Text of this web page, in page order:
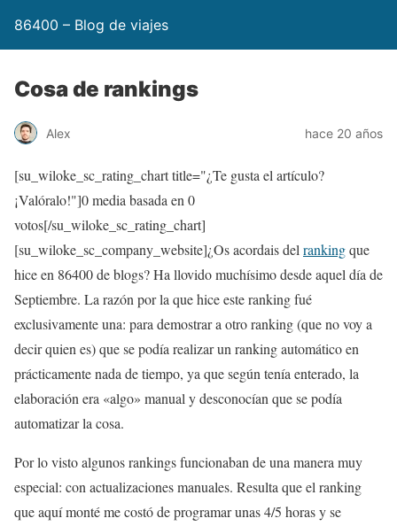
86400 – Blog de viajes
Cosa de rankings
Alex hace 20 años
[su_wiloke_sc_rating_chart title="¿Te gusta el artículo?
¡Valóralo!"]0media basada en 0
votos[/su_wiloke_sc_rating_chart]
[su_wiloke_sc_company_website]¿Os acordais del rankingque
hice en 86400 de blogs? Ha llovido muchísimo desde aquel día de
Septiembre. La razón por la que hice este ranking fué
exclusivamente una: para demostrar a otro ranking (que no voy a
decir quien es) que se podía realizar un ranking automático en
prácticamente nada de tiempo, ya que según tenía enterado, la
elaboración era «algo» manual y desconocían que se podía
automatizar la cosa.
Por lo visto algunos rankings funcionaban de una manera muy
especial: con actualizaciones manuales. Resulta que el ranking
que aquí monté me costó de programar unas 4/5 horas y se